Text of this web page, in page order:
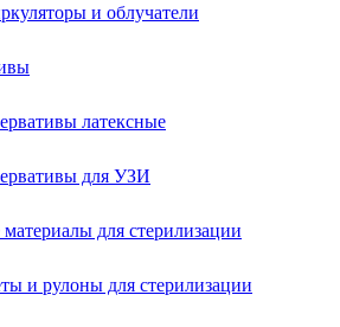
и облучатели
латексные
для УЗИ
для стерилизации
и рулоны для стерилизации